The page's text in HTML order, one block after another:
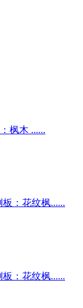
枫木 ......
：花纹枫......
：花纹枫......